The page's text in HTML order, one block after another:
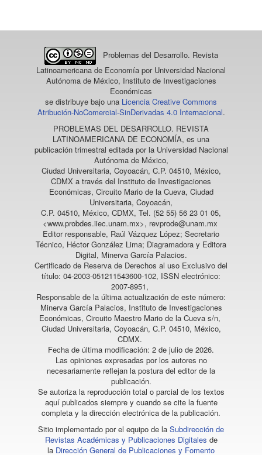
Problemas del Desarrollo. Revista
Latinoamericana de Economía por Universidad Nacional
Autónoma de México, Instituto de Investigaciones
Económicas
se distribuye bajo una Licencia Creative Commons
Atribución-NoComercial-SinDerivadas 4.0 Internacional.
PROBLEMAS DEL DESARROLLO. REVISTA
LATINOAMERICANA DE ECONOMÍA, es una
publicación trimestral editada por la Universidad Nacional
Autónoma de México,
Ciudad Universitaria, Coyoacán, C.P. 04510, México,
CDMX a través del Instituto de Investigaciones
Económicas, Circuito Mario de la Cueva, Ciudad
Universitaria, Coyoacán,
C.P. 04510, México, CDMX, Tel. (52 55) 56 23 01 05,
<www.probdes.iiec.unam.mx>, revprode@unam.mx
Editor responsable, Raúl Vázquez López; Secretario
Técnico, Héctor González Lima; Diagramadora y Editora
Digital, Minerva García Palacios.
Certificado de Reserva de Derechos al uso Exclusivo del
título: 04-2003-051211543600-102, ISSN electrónico:
2007-8951,
Responsable de la última actualización de este número:
Minerva García Palacios, Instituto de Investigaciones
Económicas, Circuito Maestro Mario de la Cueva s/n,
Ciudad Universitaria, Coyoacán, C.P. 04510, México,
CDMX.
Fecha de última modificación: 2 de julio de 2026.
Las opiniones expresadas por los autores no
necesariamente reflejan la postura del editor de la
publicación.
Se autoriza la reproducción total o parcial de los textos
aquí publicados siempre y cuando se cite la fuente
completa y la dirección electrónica de la publicación.
Sitio implementado por el equipo de la Subdirección de
Revistas Académicas y Publicaciones Digitales de
la Dirección General de Publicaciones y Fomento